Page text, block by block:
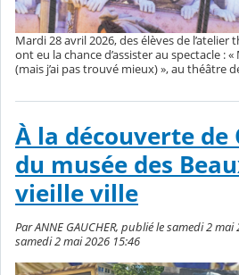
Mardi 28 avril 2026, des élèves de l’atelier
ont eu la chance d’assister au spectacle :
(mais j’ai pas trouvé mieux) », au théâtre
À la découverte de
du musée des
vieille ville
Par ANNE GAUCHER, publié le samedi 2
samedi 2 mai 2026 15:46